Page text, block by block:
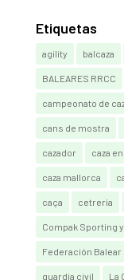
Etiquetas
agility balcaza
BALEARES RRCC
campeonato de
cans de mostra
cazador caza
caza mallorca
caça cetrería
Compak Sporting
Federación Balear
guardia civil La